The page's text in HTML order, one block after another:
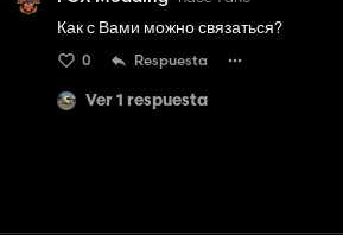
Как с Вами можно связаться?
0 Respuesta
Ver 1 respuesta